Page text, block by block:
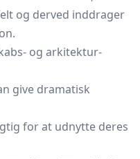
og derved inddrager
og arkitektur-
give dramatisk
for at udnytte deres